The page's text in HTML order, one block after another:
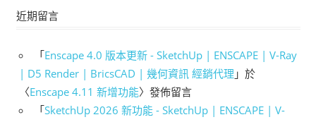
近期留言
「Enscape 4.0 版本更新 - SketchUp | ENSCAPE | V-Ray
| D5 Render | BricsCAD | 幾何資訊 經銷代理 」於
〈Enscape 4.11 新增功能〉發佈留言
「SketchUp 2026 新功能 - SketchUp | ENSCAPE | V-